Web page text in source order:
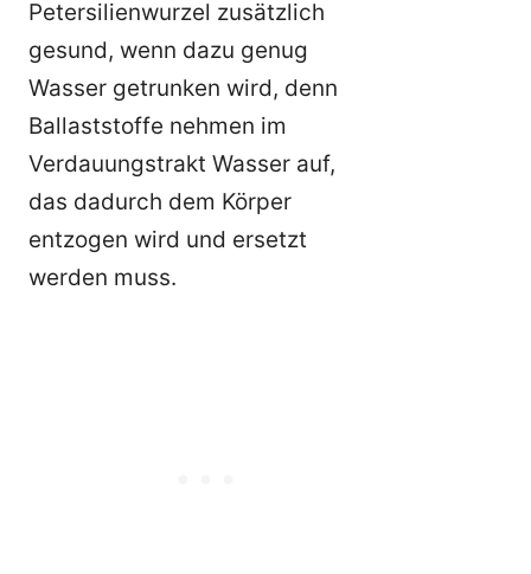
Petersilienwurzel zusätzlich
gesund, wenn dazu genug
Wasser getrunken wird, denn
Ballaststoffe nehmen im
Verdauungstrakt Wasser auf,
das dadurch dem Körper
entzogen wird und ersetzt
werden muss.